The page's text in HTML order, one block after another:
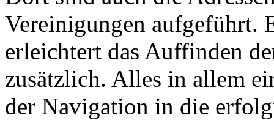
Vereinigungen aufgeführt.
erleichtert das Auffinden
zusätzlich. Alles in allem
der Navigation in die